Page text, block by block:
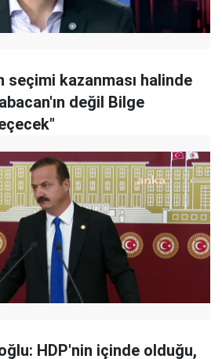
seçimi kazanması halinde
değil Bilge
HDP'nin içinde olduğu,